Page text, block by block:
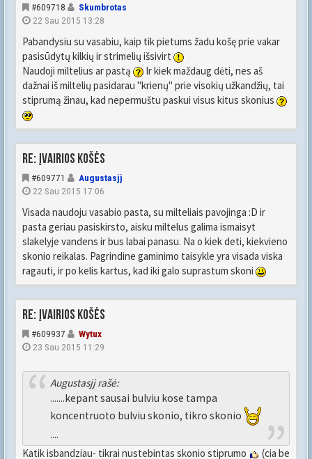
#609718
Skumbrotas
22 Sau 2015 13:28
Pabandysiu su vasabiu, kaip tik pietums žadu košę prie vakar
pasisūdytų kilkių ir strimelių išsivirt
Naudoji miltelius ar pastą
Ir kiek maždaug dėti, nes aš
dažnai iš miltelių pasidarau "krienų" prie visokių užkandžių, tai
stiprumą žinau, kad nepermuštu paskui visus kitus skonius
Re: Įvairios košės
#609771
Augustasjj
22 Sau 2015 17:06
Visada naudoju vasabio pasta, su milteliais pavojinga :D ir
pasta geriau pasiskirsto, aisku miltelus galima ismaisyt
slakelyje vandens ir bus labai panasu. Na o kiek deti, kiekvieno
skonio reikalas. Pagrindine gaminimo taisykle yra visada viska
ragauti, ir po kelis kartus, kad iki galo suprastum skoni
Re: Įvairios košės
#609937
Wytux
23 Sau 2015 11:29
Augustasjj rašė:
.......kepant sausai bulviu kose tampa
koncentruoto bulviu skonio, tikro skonio
....
Katik isbandziau- tikrai nustebintas skonio stiprumo
(cia be